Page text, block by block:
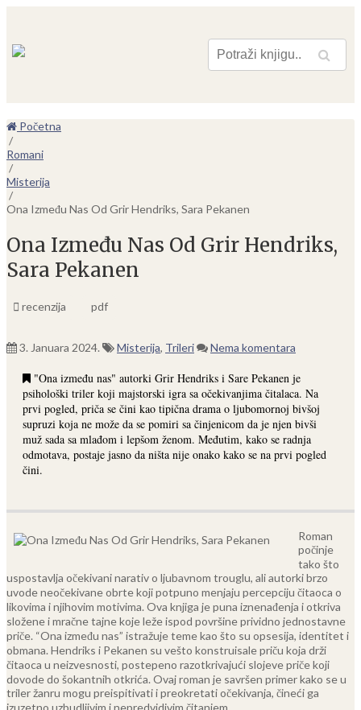
Pretraga
Početna
/
Romani
/
Misterija
/
Ona Između Nas Od Grir Hendriks, Sara Pekanen
Ona Između Nas Od Grir Hendriks,
Sara Pekanen
recenzija pdf
3. Januara 2024. Misterija, Trileri Nema komentara
"Ona između nas" autorki Grir Hendriks i Sare Pekanen je
psihološki triler koji majstorski igra sa očekivanjima čitalaca. Na
prvi pogled, priča se čini kao tipična drama o ljubomornoj bivšoj
supruzi koja ne može da se pomiri sa činjenicom da je njen bivši
muž sada sa mlađom i lepšom ženom. Međutim, kako se radnja
odmotava, postaje jasno da ništa nije onako kako se na prvi pogled
čini.
Roman
počinje
tako što
uspostavlja očekivani narativ o ljubavnom trouglu, ali autorki brzo
uvode neočekivane obrte koji potpuno menjaju percepciju čitaoca o
likovima i njihovim motivima. Ova knjiga je puna iznenađenja i otkriva
složene i mračne tajne koje leže ispod površine prividno jednostavne
priče. “Ona između nas” istražuje teme kao što su opsesija, identitet i
obmana. Hendriks i Pekanen su vešto konstruisale priču koja drži
čitaoca u neizvesnosti, postepeno razotkrivajući slojeve priče koji
dovode do šokantnih otkrića. Ovaj roman je savršen primer kako se u
triler žanru mogu preispitivati i preokretati očekivanja, čineći ga
izuzetno uzbudljivim i nepredvidivim čitanjem.